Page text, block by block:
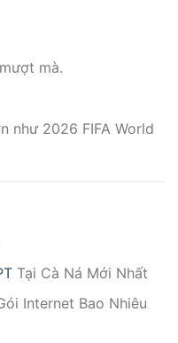
mà.
như 2026 FIFA World
Tại Cà Ná Mới Nhất
Internet Bao Nhiêu